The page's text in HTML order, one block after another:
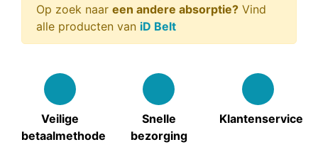
Op zoek naar een andere absorptie? Vind
alle producten van iD Belt
Veilige
betaalmethode
Snelle
bezorging
Klantenservice